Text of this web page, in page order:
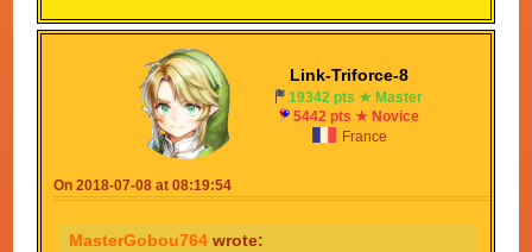
Link-Triforce-8
19342 pts ★ Master
5442 pts ★ Novice
France
On 2018-07-08 at 08:19:54
MasterGobou764 wrote: